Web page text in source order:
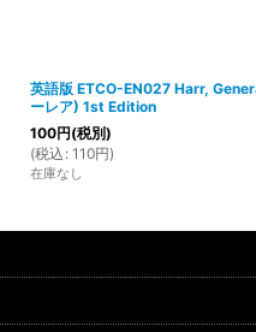
英語版 ETCO-EN027 Harr,
ーレア) 1st Edition
100円(税別)
(税込 : 110円)
在庫なし